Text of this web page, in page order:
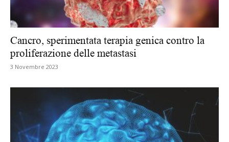
Cancro, sperimentata terapia genica contro la
proliferazione delle metastasi
3 Novembre 2023